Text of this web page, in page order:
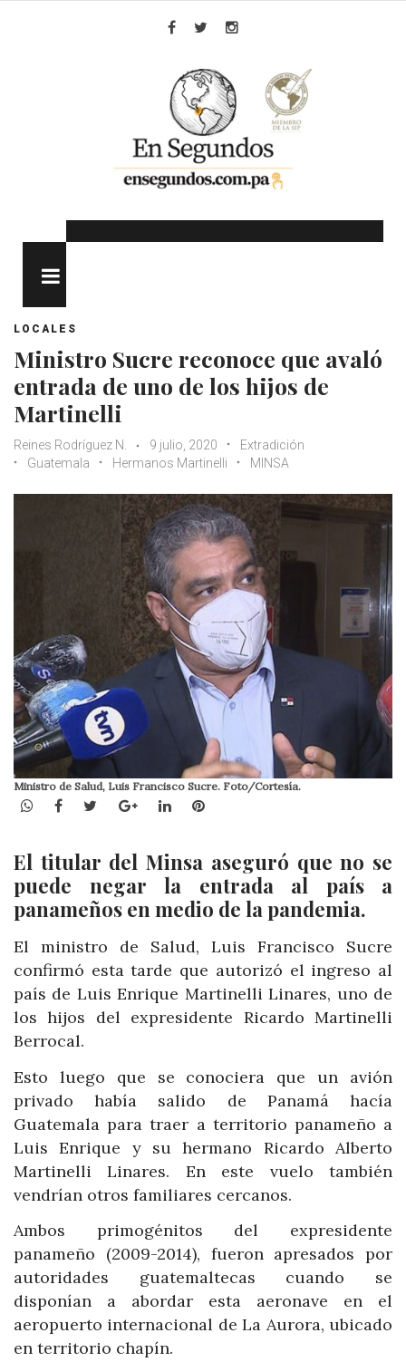
LOCALES
Ministro Sucre reconoce que avaló
entrada de uno de los hijos de
Martinelli
Reines Rodríguez N. 9 julio, 2020
Extradición
Guatemala
Hermanos Martinelli MINSA
Ministro de Salud, Luis Francisco Sucre. Foto/Cortesía.
WhatsApp
Facebook
TwitterGoogle+LinkedInPinterest
El titular del Minsa aseguró que no se
puede negar la entrada al país a
panameños en medio de la pandemia.
El ministro de Salud, Luis Francisco Sucre
confirmó esta tarde que autorizó el ingreso al
país de Luis Enrique Martinelli Linares, uno de
los hijos del expresidente Ricardo Martinelli
Berrocal.
Esto luego que se conociera que un avión
privado había salido de Panamá hacía
Guatemala para traer a territorio panameño a
Luis Enrique y su hermano Ricardo Alberto
Martinelli Linares. En este vuelo también
vendrían otros familiares cercanos.
Ambos primogénitos del expresidente
panameño (2009-2014), fueron apresados por
autoridades guatemaltecas cuando se
disponían a abordar esta aeronave en el
aeropuerto internacional de La Aurora, ubicado
en territorio chapín.